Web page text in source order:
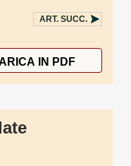
ART. SUCC.
IN PDF